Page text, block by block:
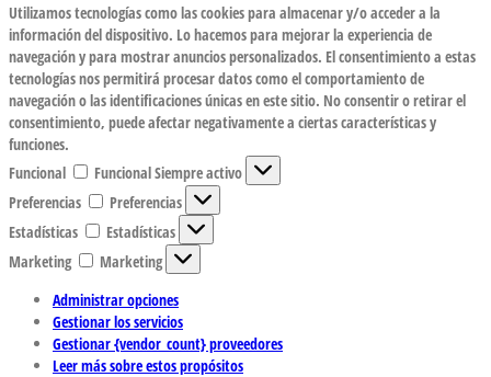
Utilizamos tecnologías como las cookies para almacenar y/o acceder a la
información del dispositivo. Lo hacemos para mejorar la experiencia de
navegación y para mostrar anuncios personalizados. El consentimiento a estas
tecnologías nos permitirá procesar datos como el comportamiento de
navegación o las identificaciones únicas en este sitio. No consentir o retirar el
consentimiento, puede afectar negativamente a ciertas características y
funciones.
Funcional
FuncionalSiempre activo
Preferencias
Preferencias
Estadísticas
Estadísticas
Marketing
Marketing
Administrar opciones
Gestionar los servicios
Gestionar {vendor_count} proveedores
Leer más sobre estos propósitos